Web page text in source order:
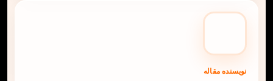
نویسنده مقاله